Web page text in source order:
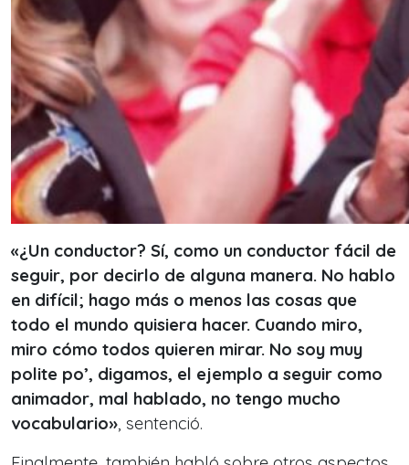
«¿Un conductor? Sí, como un conductor fácil de
seguir, por decirlo de alguna manera. No hablo
en difícil; hago más o menos las cosas que
todo el mundo quisiera hacer. Cuando miro,
miro cómo todos quieren mirar. No soy muy
polite po’, digamos, el ejemplo a seguir como
animador, mal hablado, no tengo mucho
vocabulario», sentenció.